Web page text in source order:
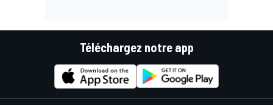
Téléchargez notre app